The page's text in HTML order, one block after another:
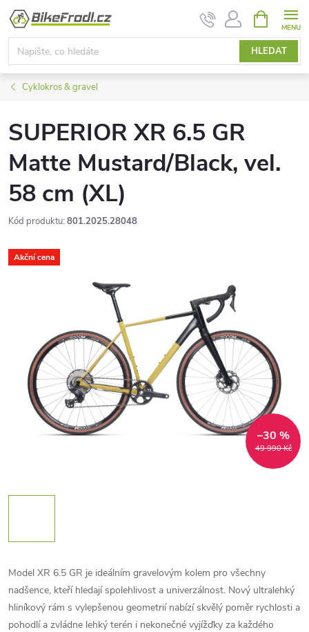
Přejít
obsah
HLEDAT
NÁKUPNÍ
KOŠÍK
Cyklokros & gravel
SUPERIOR XR 6.5 GR
Matte Mustard/Black, vel.
58 cm (XL)
Kód produktu: 801.2025.28048
Akční cena
49 990 Kč
–30 %
Model XR 6.5 GR je ideálním gravelovým kolem pro všechny
nadšence, kteří hledají spolehlivost a univerzálnost. Nový ultralehký
hliníkový rám s vylepšenou geometrií nabízí skvělý poměr rychlosti a
pohodlí a zvládne lehký terén i nekonečné vyjížďky za každého